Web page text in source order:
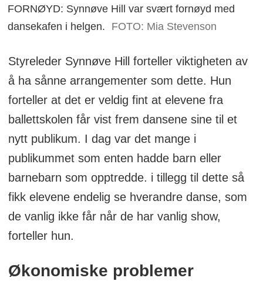
FORNØYD: Synnøve Hill var svært fornøyd med
dansekafen i helgen.
FOTO: Mia Stevenson
Styreleder Synnøve Hill forteller viktigheten av
å ha sånne arrangementer som dette. Hun
forteller at det er veldig fint at elevene fra
ballettskolen får vist frem dansene sine til et
nytt publikum. I dag var det mange i
publikummet som enten hadde barn eller
barnebarn som opptredde. i tillegg til dette så
fikk elevene endelig se hverandre danse, som
de vanlig ikke får når de har vanlig show,
forteller hun.
Økonomiske problemer